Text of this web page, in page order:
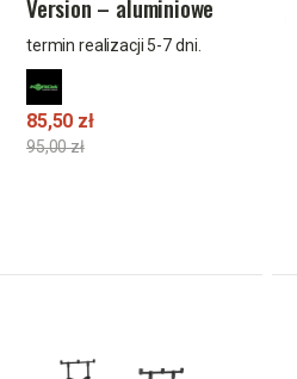
Version – aluminiowe
zabezpieczenie
wędziska przy łowieniu
w zaczepach
termin realizacji 5-7 dni.
85,50 zł
95,00 zł